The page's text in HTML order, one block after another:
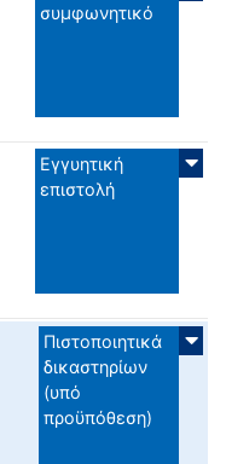
συμφωνητικό
Εγγυητική
επιστολή
Πιστοποιητικά
δικαστηρίων
(υπό
προϋπόθεση)